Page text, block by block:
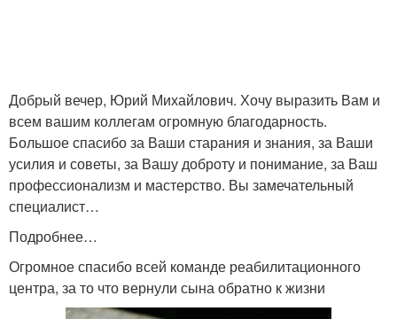
Добрый вечер, Юрий Михайлович. Хочу выразить Вам и
всем вашим коллегам огромную благодарность.
Большое спасибо за Ваши старания и знания, за Ваши
усилия и советы, за Вашу доброту и понимание, за Ваш
профессионализм и мастерство. Вы замечательный
специалист…
Подробнее…
Огромное спасибо всей команде реабилитационного
центра, за то что вернули сына обратно к жизни